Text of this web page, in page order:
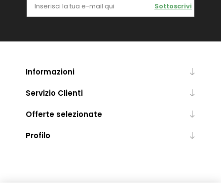
Sottoscrivi
Informazioni
Servizio Clienti
Offerte selezionate
Profilo